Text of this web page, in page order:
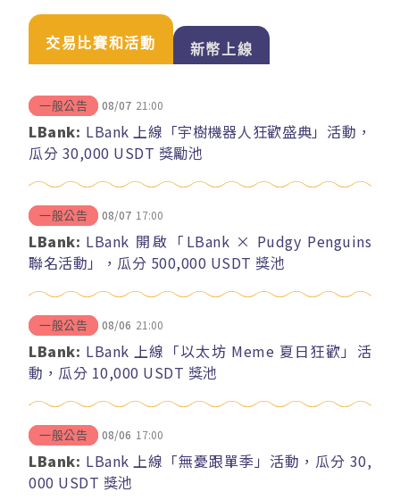
交易比賽和活動 新幣上線
一般公告 08/07 21:00
LBank: LBank 上線「宇樹機器人狂歡盛典」活動，
瓜分 30,000 USDT 獎勵池
一般公告 08/07 17:00
LBank: LBank 開啟「LBank × Pudgy Penguins
聯名活動」，瓜分 500,000 USDT 獎池
一般公告 08/06 21:00
LBank: LBank 上線「以太坊 Meme 夏日狂歡」活
動，瓜分 10,000 USDT 獎池
一般公告 08/06 17:00
LBank: LBank 上線「無憂跟單季」活動，瓜分 30,
000 USDT 獎池